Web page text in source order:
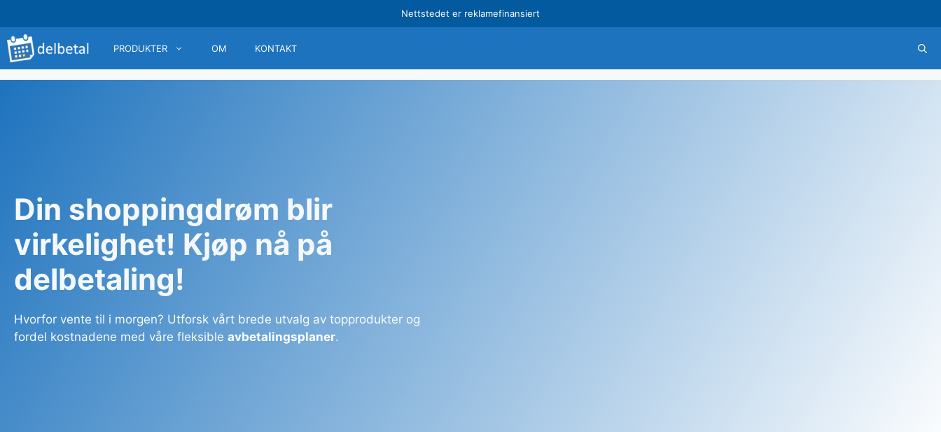
til
innhold
Nettstedet er reklamefinansiert
PRODUKTER OM KONTAKT
Din shoppingdrøm blir
virkelighet! Kjøp nå på
delbetaling!
Hvorfor vente til i morgen? Utforsk vårt brede utvalg av topprodukter og
fordel kostnadene med våre fleksible avbetalingsplaner.